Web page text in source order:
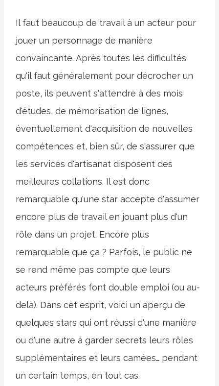
Il faut beaucoup de travail à un acteur pour
jouer un personnage de manière
convaincante. Après toutes les difficultés
qu'il faut généralement pour décrocher un
poste, ils peuvent s'attendre à des mois
d'études, de mémorisation de lignes,
éventuellement d'acquisition de nouvelles
compétences et, bien sûr, de s'assurer que
les services d'artisanat disposent des
meilleures collations. Il est donc
remarquable qu'une star accepte d'assumer
encore plus de travail en jouant plus d'un
rôle dans un projet. Encore plus
remarquable que ça ? Parfois, le public ne
se rend même pas compte que leurs
acteurs préférés font double emploi (ou au-
delà). Dans cet esprit, voici un aperçu de
quelques stars qui ont réussi d'une manière
ou d'une autre à garder secrets leurs rôles
supplémentaires et leurs camées… pendant
un certain temps, en tout cas.